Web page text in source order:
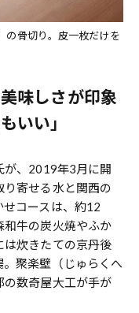
の骨切り。皮一枚だけを
味しさが印象
いい」
が、2019年3月に開
寄せる水と関西の
コースは、約12
和牛の炭火焼やふか
は炊きたての京丹後
聚楽壁（じゅらくへ
の数奇屋大工が手が